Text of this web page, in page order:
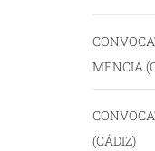
MENCIA
(CÁDIZ)